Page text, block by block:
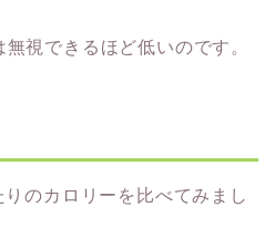
視できるほど低いのです。
のカロリーを比べてみまし